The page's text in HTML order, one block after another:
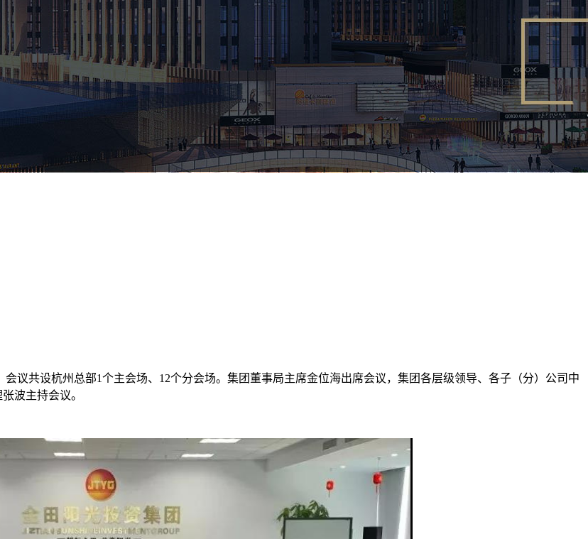
共设杭州总部1个主会场、12个分会场。集团董事局主席金位海出席会议，集团各层级领导、各子（分）公司中
波主持会议。